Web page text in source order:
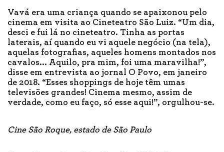
Vavá era uma criança quando se apaixonou pelo
cinema em visita ao Cineteatro São Luiz. “Um dia,
desci e fui lá no cineteatro. Tinha as portas
laterais, aí quando eu vi aquele negócio (na tela),
aquelas fotografias, aqueles homens montados nos
cavalos... Aquilo, pra mim, foi uma maravilha!”,
disse em entrevista ao jornal O Povo, em janeiro
de 2018. “Esses shoppings de hoje têm umas
televisões grandes! Cinema mesmo, assim de
verdade, como eu faço, só esse aqui!”, orgulhou-se.
Cine São Roque, estado de São Paulo